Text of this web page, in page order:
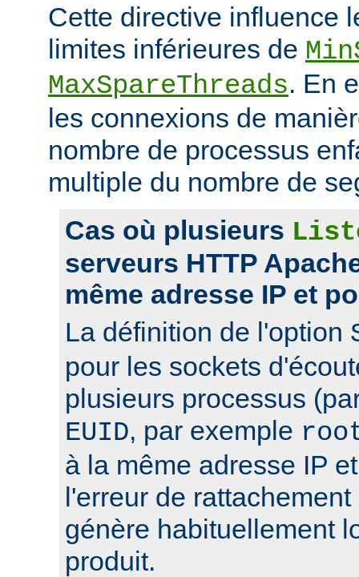
Cette directive influence
limites inférieures de
MaxSpareThreads. En
les connexions de
nombre de processus
multiple du nombre de
Cas où plusieurs
serveurs HTTP
même adresse IP et
La définition de l'option
pour les sockets
plusieurs processus
EUID, par exemple
à la même adresse IP
l'erreur de
génère habituellement
produit.